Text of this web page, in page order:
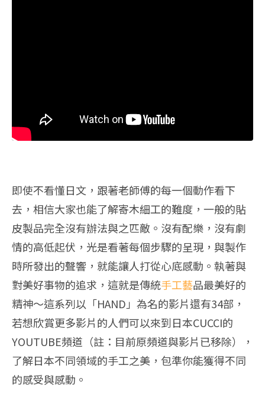
即使不看懂日文，跟著老師傅的每一個動作看下
去，相信大家也能了解寄木細工的難度，一般的貼
皮製品完全沒有辦法與之匹敵。沒有配樂，沒有劇
情的高低起伏，光是看著每個步驟的呈現，與製作
時所發出的聲響，就能讓人打從心底感動。執著與
對美好事物的追求，這就是傳統手工藝品最美好的
精神～這系列以「HAND」為名的影片還有34部，
若想欣賞更多影片的人們可以來到日本CUCCI的
YOUTUBE頻道（註：目前原頻道與影片已移除），
了解日本不同領域的手工之美，包準你能獲得不同
的感受與感動。